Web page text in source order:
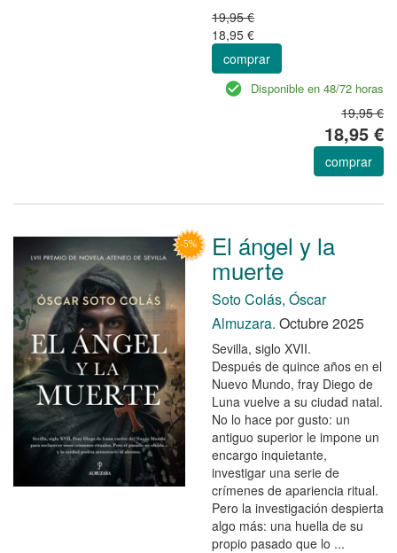
19,95 €
18,95 €
comprar
Disponible en 48/72 horas
19,95 €
18,95 €
comprar
El ángel y la
muerte
Soto Colás, Óscar
Almuzara. Octubre 2025
Sevilla, siglo XVII.
Después de quince años en el
Nuevo Mundo, fray Diego de
Luna vuelve a su ciudad natal.
No lo hace por gusto: un
antiguo superior le impone un
encargo inquietante,
investigar una serie de
crímenes de apariencia ritual.
Pero la investigación despierta
algo más: una huella de su
propio pasado que lo ...